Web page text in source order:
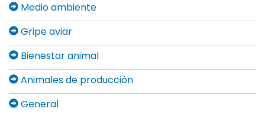
Medio ambiente
Gripe aviar
Bienestar animal
Animales de producción
General